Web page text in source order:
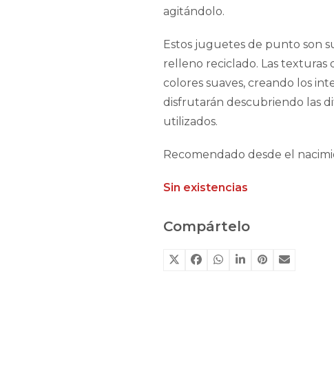
agitándolo.
Estos juguetes de punto son
relleno reciclado. Las
colores suaves, creando los
disfrutarán descubriendo las
utilizados.
Recomendado desde el
Sin existencias
Compártelo